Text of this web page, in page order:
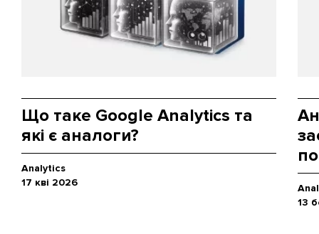
Що таке Google Analytics та
які є аналоги?
Analytics
17 кві 2026
13